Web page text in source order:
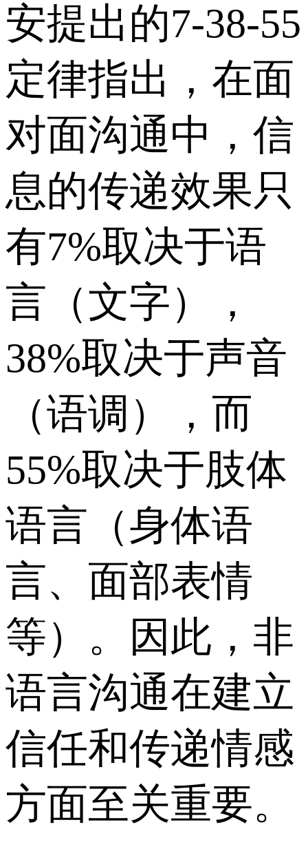
安提出的7-38-55
定律指出，在面
对面沟通中，信
息的传递效果只
有7%取决于语
言（文字），
38%取决于声音
（语调），而
55%取决于肢体
语言（身体语
言、面部表情
等）。因此，非
语言沟通在建立
信任和传递情感
方面至关重要。